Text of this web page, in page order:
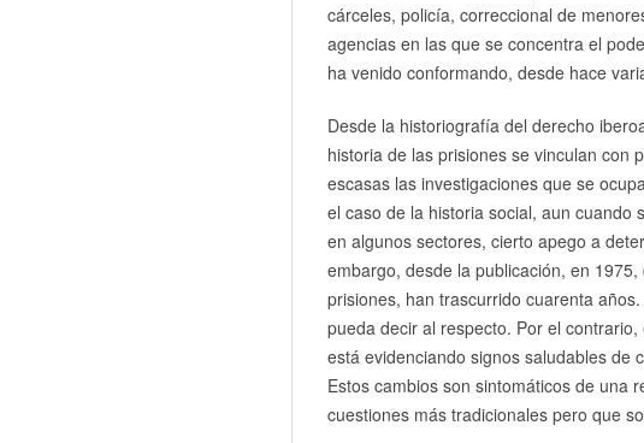
cárceles, policía, correccional de
agencias en las que se concentra el
ha venido conformando, desde hace
Desde la historiografía del derecho
historia de las prisiones se vinculan con
escasas las investigaciones que se
el caso de la historia social, aun cuando
en algunos sectores, cierto apego a
embargo, desde la publicación, en
prisiones, han trascurrido cuarenta
pueda decir al respecto. Por el
está evidenciando signos saludables de
Estos cambios son sintomáticos de una
cuestiones más tradicionales pero que